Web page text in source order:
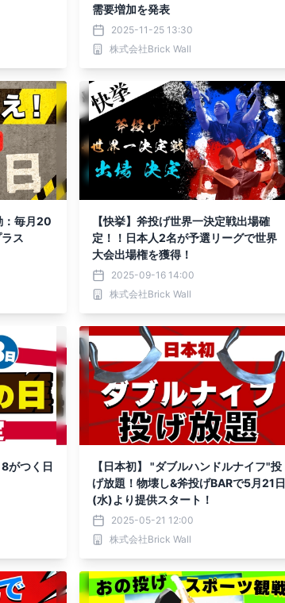
需要増加を発表
2025-11-25 13:30
株式会社Brick Wall
：毎月20
ス
【快挙】斧投げ世界一決定戦出場確
定！！日本人2名が予選リーグで世界
大会出場権を獲得！
2025-09-16 14:00
株式会社Brick Wall
がつく日
【日本初】 "ダブルハンドルナイフ"投
げ放題！物壊し&斧投げBARで5月21日
(水)より提供スタート！
2025-05-21 12:00
株式会社Brick Wall